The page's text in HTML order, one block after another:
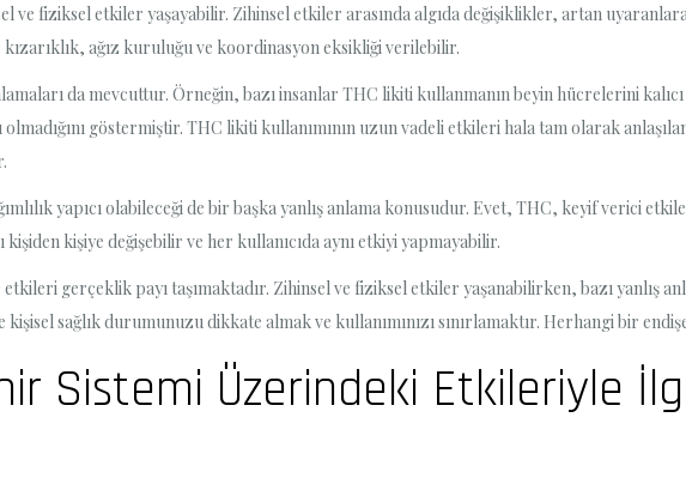
ve fiziksel etkiler yaşayabilir. Zihinsel etkiler arasında algıda değişiklikler, artan
ağız kuruluğu ve koordinasyon eksikliği verilebilir.
da mevcuttur. Örneğin, bazı insanlar THC likiti kullanmanın beyin hücrelerini
göstermiştir. THC likiti kullanımının uzun vadeli etkileri hala tam olarak
yapıcı olabileceği de bir başka yanlış anlama konusudur. Evet, THC, keyif verici
kişiden kişiye değişebilir ve her kullanıcıda aynı etkiyi yapmayabilir.
gerçeklik payı taşımaktadır. Zihinsel ve fiziksel etkiler yaşanabilirken, bazı yanlış
sağlık durumunuzu dikkate almak ve kullanımınızı sınırlamaktır. Herhangi bir
Sistemi Üzerindeki Etkileriyle